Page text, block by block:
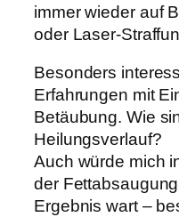
immer wieder auf
oder Laser-
Besonders
Erfahrungen mit
Betäubung. Wie
Heilungsverlauf?
Auch würde mich
der
Ergebnis wart –